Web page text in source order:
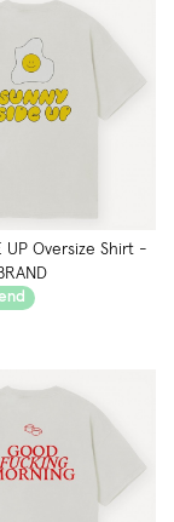
UP Oversize Shirt -